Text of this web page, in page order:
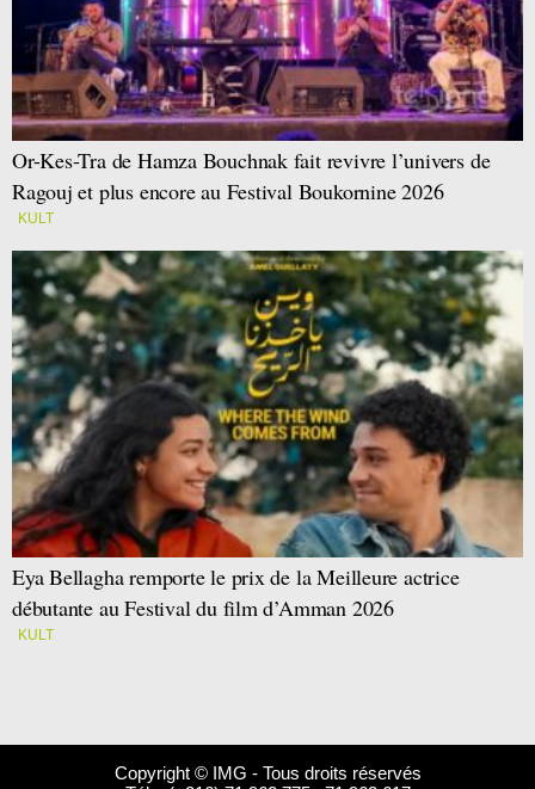
Or-Kes-Tra de Hamza Bouchnak fait revivre l’univers de
Ragouj et plus encore au Festival Boukornine 2026
KULT
Eya Bellagha remporte le prix de la Meilleure actrice
débutante au Festival du film d’Amman 2026
KULT
Copyright © IMG - Tous droits réservés